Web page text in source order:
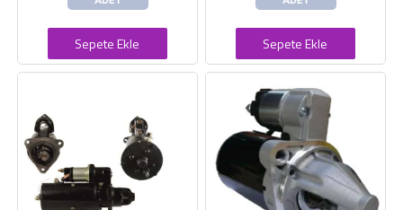
Sepete Ekle Sepete Ekle